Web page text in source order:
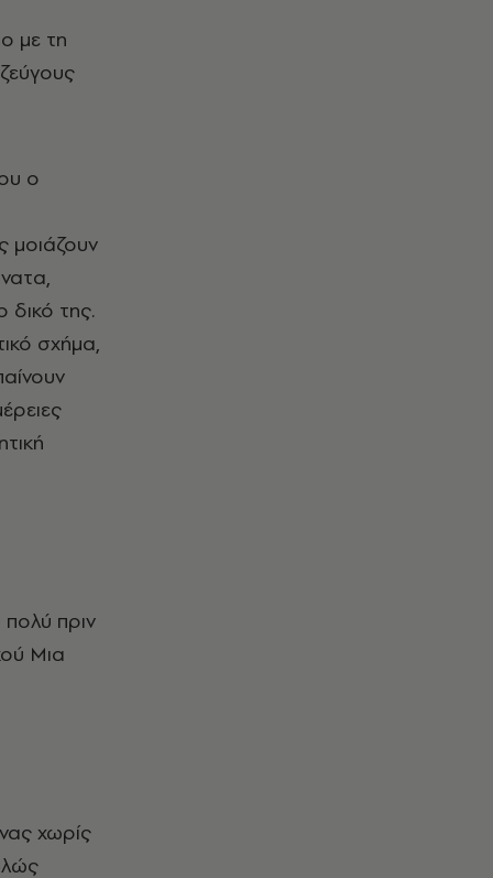
με τη
ο
μοιάζουν
δικό της.
σχήμα,
πριν
Mια
χωρίς